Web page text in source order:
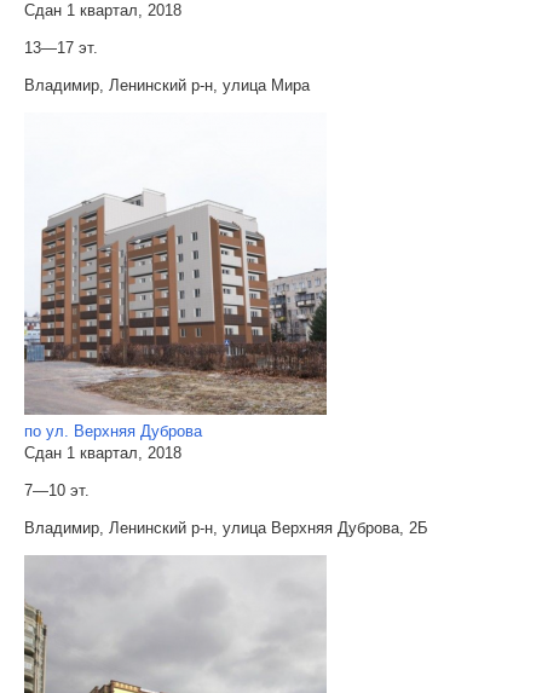
Сдан 1 квартал, 2018
13—17 эт.
Владимир, Ленинский р-н, улица Мира
по ул. Верхняя Дуброва
Сдан 1 квартал, 2018
7—10 эт.
Владимир, Ленинский р-н, улица Верхняя Дуброва, 2Б